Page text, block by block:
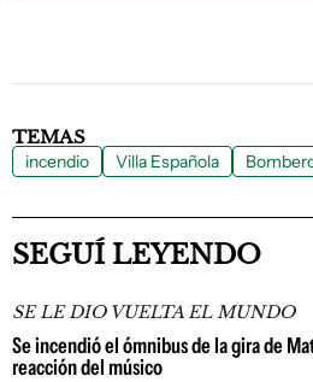
TEMAS
incendio Villa Española
SEGUÍ LEYENDO
SE LE DIO VUELTA EL MUNDO
Se incendió el ómnibus de la gira de
reacción del músico